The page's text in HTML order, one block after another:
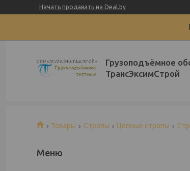
Начать продавать на Deal.by
Грузоподъёмное
ТрансЭксимСтрой
Товары Стропы Цепные стропы